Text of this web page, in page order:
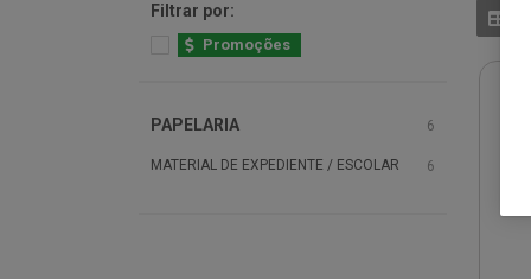
Filtrar por:
Promoções
PAPELARIA 6
MATERIAL DE EXPEDIENTE / ESCOLAR 6